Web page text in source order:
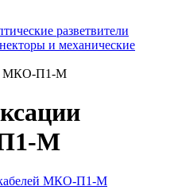
разветвители
и механические
МКО-П1-М
М